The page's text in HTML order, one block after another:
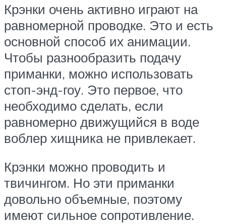
Крэнки очень активно играют на
равномерной проводке. Это и есть
основной способ их анимации.
Чтобы разнообразить подачу
приманки, можно использовать
стоп-энд-гоу. Это первое, что
необходимо сделать, если
равномерно движущийся в воде
воблер хищника не привлекает.
Крэнки можно проводить и
твичингом. Но эти приманки
довольно объемные, поэтому
имеют сильное сопротивление.